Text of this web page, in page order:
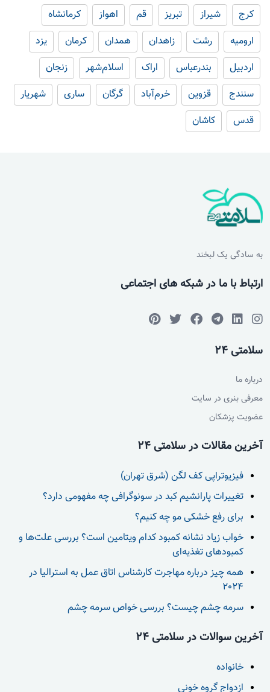
کرج
شیراز تبریز قم اهواز
کرمانشاه
ارومیه
رشت زاهدان همدان کرمان
یزد
اردبیل
بندرعباس اراک اسلام‌شهر
زنجان
سنندج
قزوین خرم‌آباد گرگان ساری
شهریار
قدس
کاشان
به سادگی یک لبخند
ارتباط با ما در شبکه های اجتماعی
سلامتی 24
درباره ما
معرفی بنری در سایت
عضویت پزشکان
آخرین مقالات در سلامتی 24
فیزیوتراپی کف لگن (شرق تهران)
تغییرات پارانشیم کبد در سونوگرافی چه مفهومی دارد؟
برای رفع خشکی مو چه کنیم؟
خواب زیاد نشانه کمبود کدام ویتامین است؟ بررسی علت‌ها و
کمبودهای تغذیه‌ای
همه چیز درباره مهاجرت کارشناس اتاق عمل به استرالیا در
2024
سرمه چشم چیست؟ بررسی خواص سرمه چشم
آخرین سوالات در سلامتی 24
خانواده
ازدواج گروه خونی